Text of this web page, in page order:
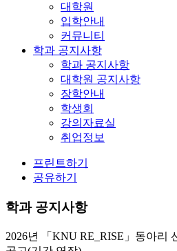
대학원
입학안내
커뮤니티
학과 공지사항
학과 공지사항
대학원 공지사항
장학안내
학생회
강의자료실
취업정보
프린트하기
공유하기
학과 공지사항
2026년 「KNU RE_RISE」동아리